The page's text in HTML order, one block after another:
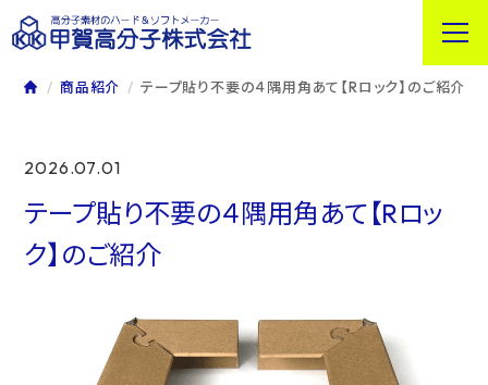
商品紹介 テープ貼り不要の４隅用角あて【Rロック】のご紹介
2026.07.01
テープ貼り不要の４隅用角あて【Rロッ
ク】のご紹介